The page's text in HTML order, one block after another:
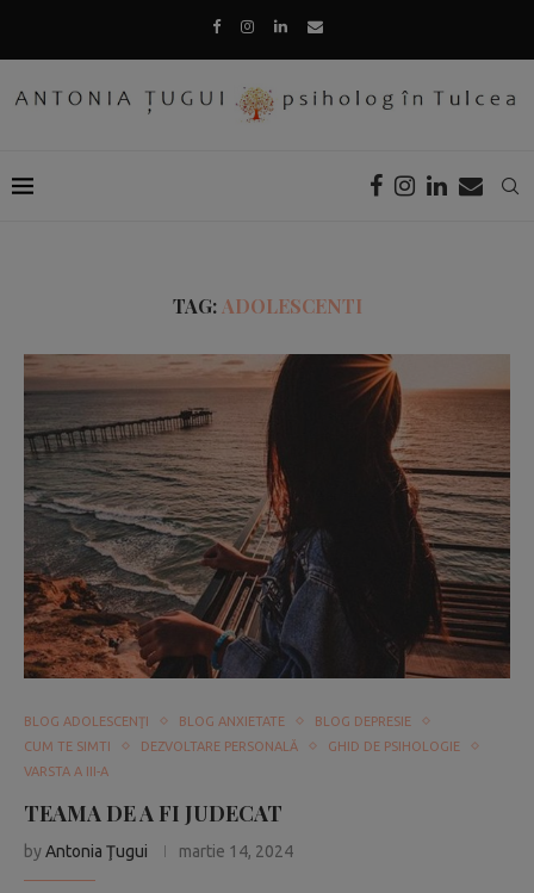
TAG: ADOLESCENTI
BLOG ADOLESCENŢI BLOG ANXIETATE
BLOG DEPRESIE
CUM TE SIMTI
DEZVOLTARE PERSONALĂ
GHID DE PSIHOLOGIE
VARSTA A III-A
TEAMA DE A FI JUDECAT
byAntonia Ţugui martie 14, 2024